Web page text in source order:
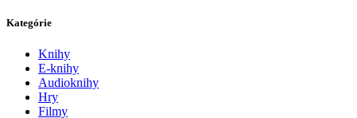
Kategórie
Knihy
E-knihy
Audioknihy
Hry
Filmy